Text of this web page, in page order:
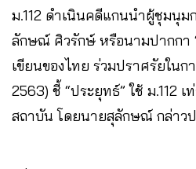
ม.112 ดำเนินคดีแกนนำผู้ชุมนุ
ลักษณ์ ศิวรักษ์ หรือนามปากกา
เขียนของไทย ร่วมปราศรัยใน
2563) ชี้ “ประยุทธ์” ใช้ ม.112
สถาบัน โดยนายสุลักษณ์ กล่าว